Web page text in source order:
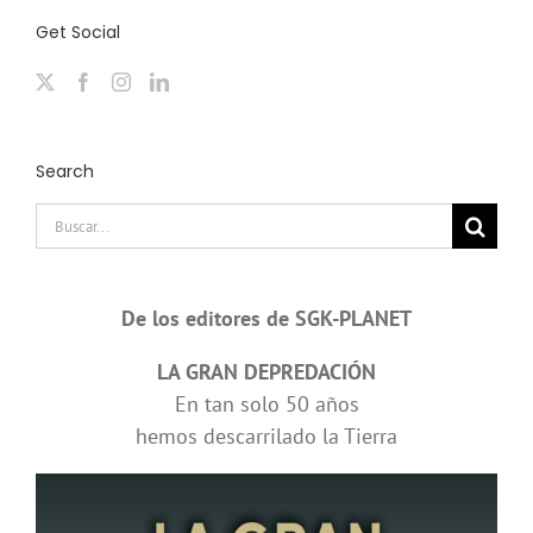
Get Social
Search
Buscar:
De los editores de SGK-PLANET
LA GRAN DEPREDACIÓN
En tan solo 50 años
hemos descarrilado la Tierra